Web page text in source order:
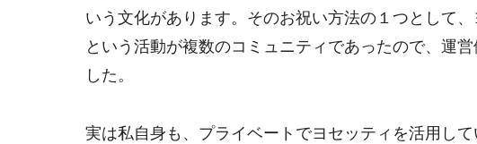
いう文化があります。そのお祝い方法の１つとして
という活動が複数のコミュニティであったので、運
した。
実は私自身も、プライベートでヨセッティを活用し